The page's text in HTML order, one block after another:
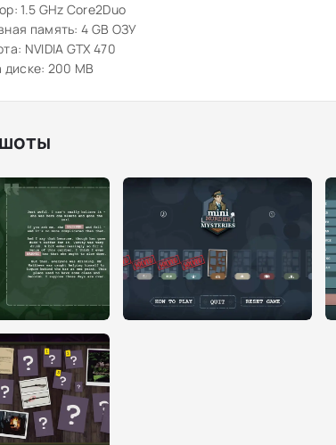
1.5 GHz Core2Duo
память: 4 GB ОЗУ
NVIDIA GTX 470
200 MB